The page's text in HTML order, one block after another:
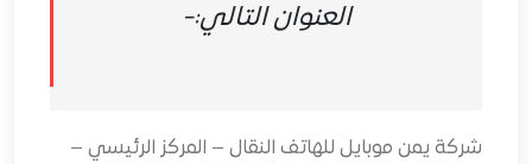
العنوان التالي:-
شركة يمن موبايل للهاتف النقال – المركز الرئيسي –